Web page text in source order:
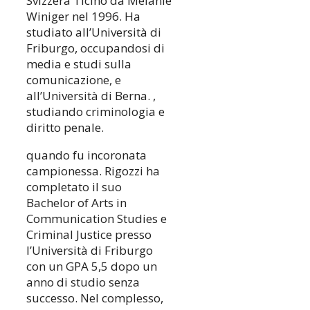
Winiger nel 1996. Ha
studiato all’Università di
Friburgo, occupandosi di
media e studi sulla
comunicazione, e
all’Università di Berna. ,
studiando criminologia e
diritto penale.
quando fu incoronata
campionessa. Rigozzi ha
completato il suo
Bachelor of Arts in
Communication Studies e
Criminal Justice presso
l’Università di Friburgo
con un GPA 5,5 dopo un
anno di studio senza
successo. Nel complesso,